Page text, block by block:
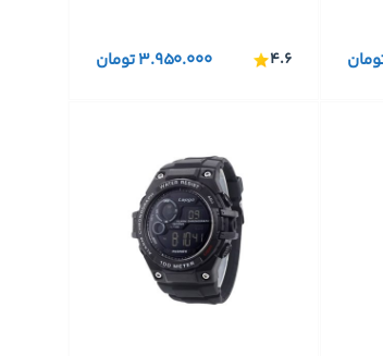
۳.۹۵۰.۰۰۰تومان ۴.۶